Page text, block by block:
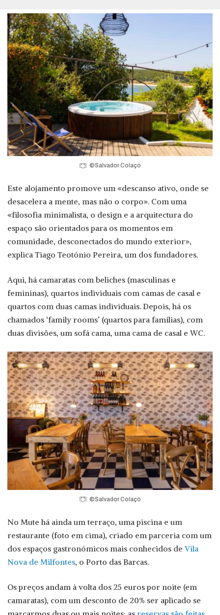
©Salvador Colaço
Este alojamento promove um «descanso ativo, onde se
desacelera a mente, mas não o corpo». Com uma
«filosofia minimalista, o design e a arquitectura do
espaço são orientados para os momentos em
comunidade, desconectados do mundo exterior»,
explica Tiago Teotónio Pereira, um dos fundadores.
Aqui, há camaratas com beliches (masculinas e
femininas), quartos individuais com camas de casal e
quartos com duas camas individuais. Depois, há os
chamados ‘family rooms’ (quartos para famílias), com
duas divisões, um sofá cama, uma cama de casal e WC.
©Salvador Colaço
No Mute há ainda um terraço, uma piscina e um
restaurante (foto em cima), criado em parceria com um
dos espaços gastronómicos mais conhecidos deVila
Nova de Milfontes, o Porto das Barcas.
Os preços andam à volta dos 25 euros por noite (em
camaratas), com um desconto de 20% ser aplicado se